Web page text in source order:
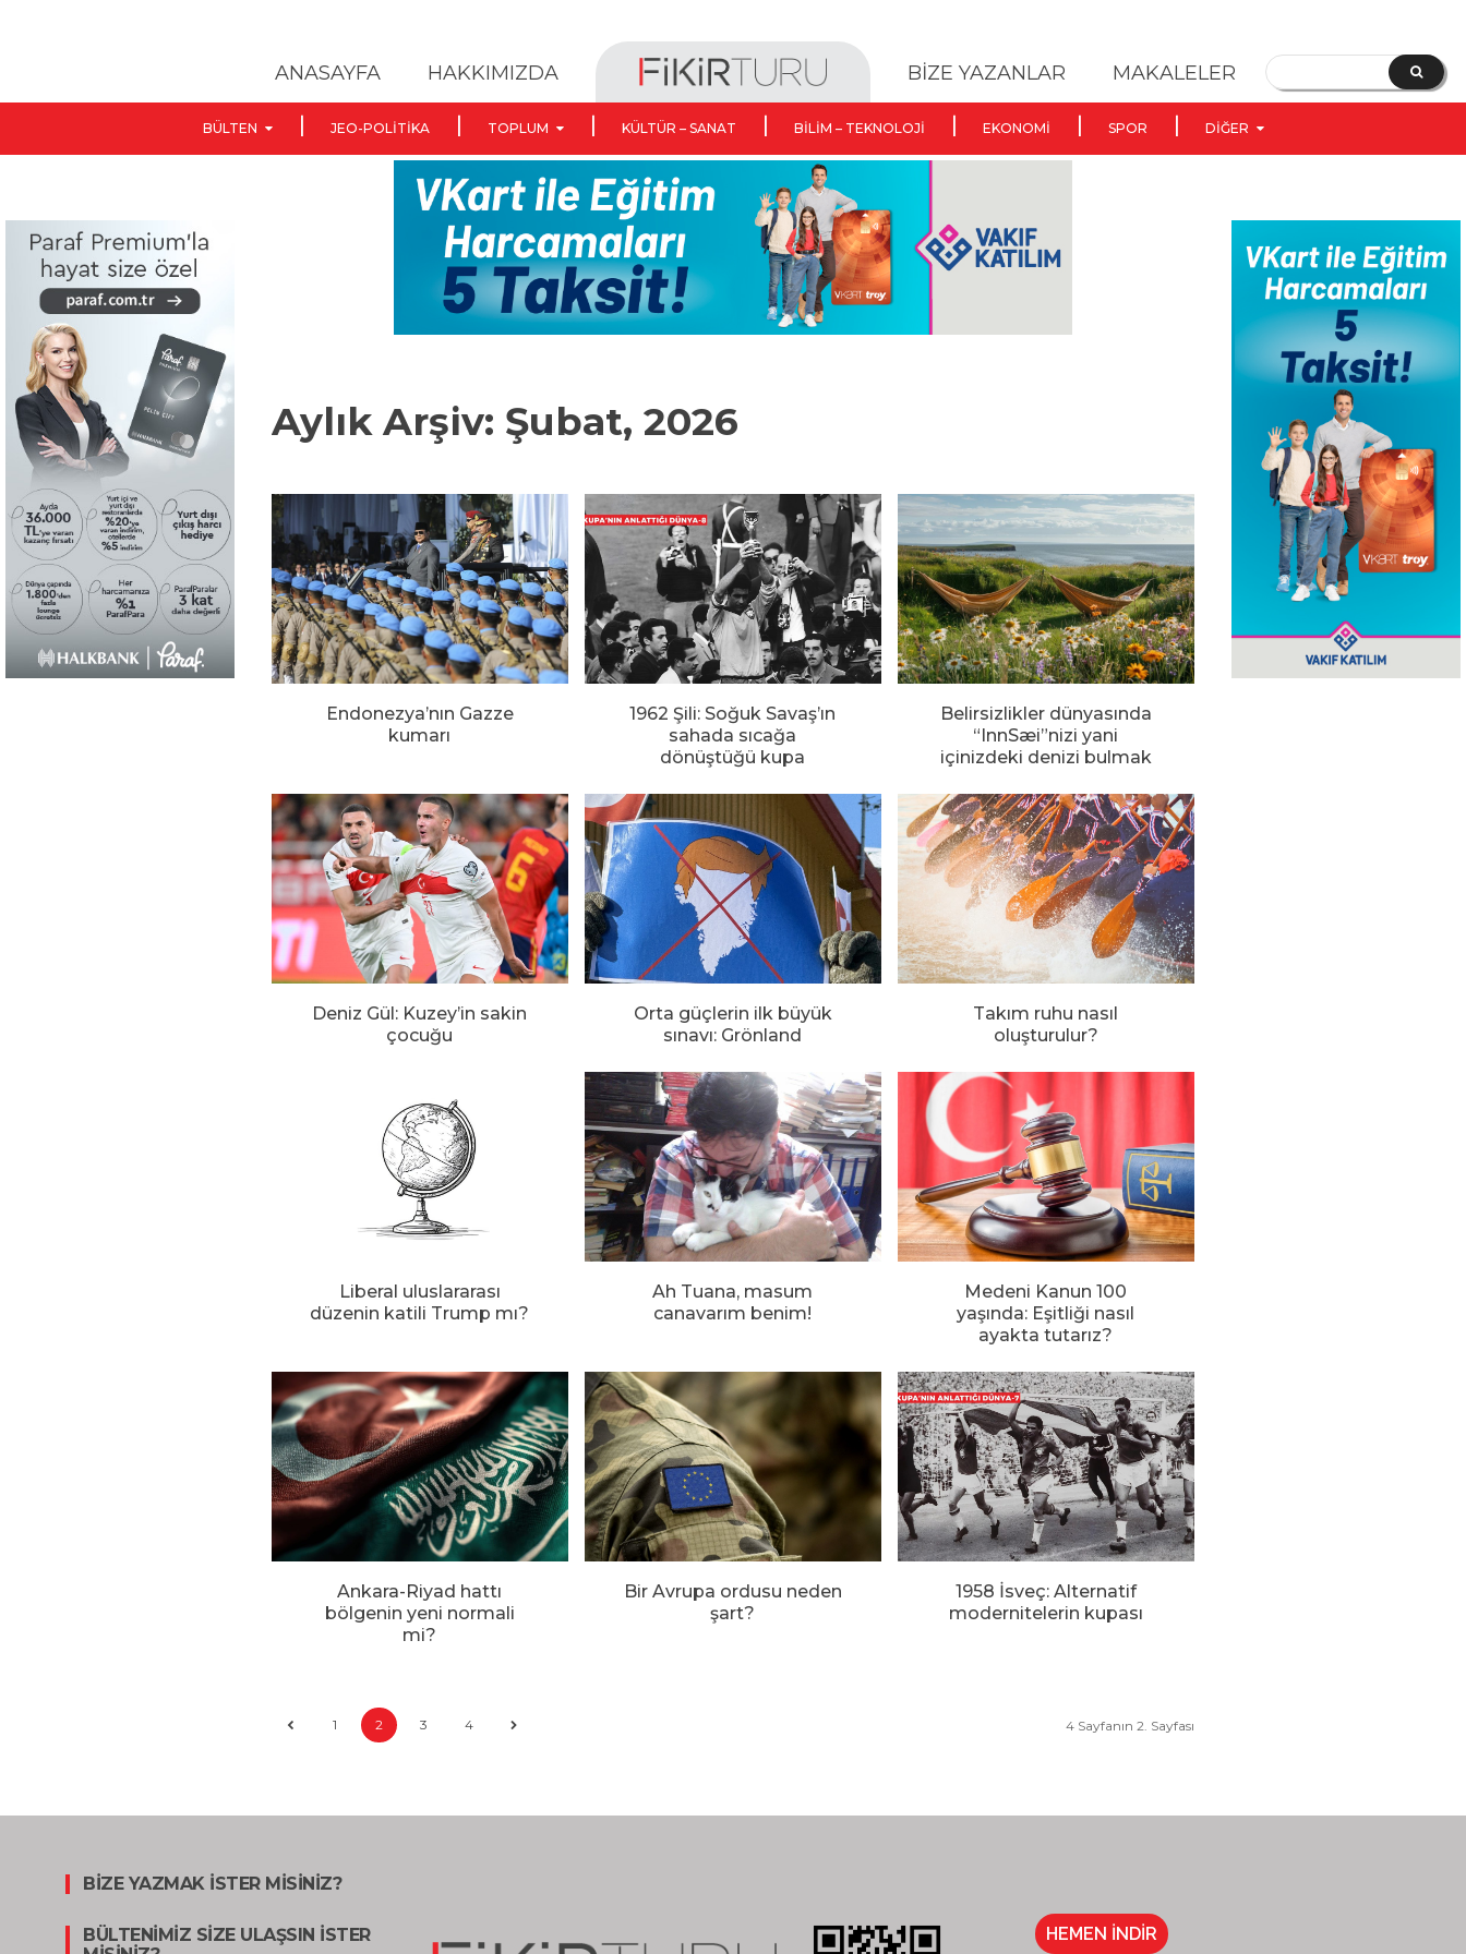
ANASAYFA HAKKIMIZDA BİZE YAZANLAR MAKALELER
BÜLTEN JEO-POLITIKA TOPLUM KÜLTÜR – SANAT BILIM – TEKNOLOJI EKONOMI SPOR DIĞER
Aylık Arşiv: Şubat, 2026
Endonezya’nın Gazze
kumarı
1962 Şili: Soğuk Savaş’ın
sahada sıcağa
dönüştüğü kupa
Belirsizlikler dünyasında
“InnSæi”nizi yani
içinizdeki denizi bulmak
Deniz Gül: Kuzey’in sakin
çocuğu
Orta güçlerin ilk büyük
sınavı: Grönland
Takım ruhu nasıl
oluşturulur?
Liberal uluslararası
düzenin katili Trump mı?
Ah Tuana, masum
canavarım benim!
Medeni Kanun 100
yaşında: Eşitliği nasıl
ayakta tutarız?
Ankara-Riyad hattı
bölgenin yeni normali
mi?
Bir Avrupa ordusu neden
şart?
1958 İsveç: Alternatif
modernitelerin kupası
1 2 3 4 4 Sayfanın 2. Sayfası
BİZE YAZMAK İSTER MİSİNİZ?
BÜLTENİMİZ SİZE ULAŞSIN İSTER
HEMEN İNDİR